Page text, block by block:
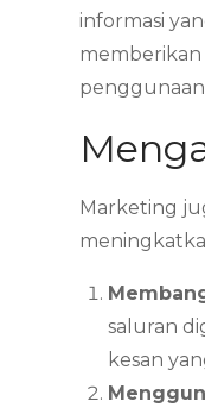
informasi
Marketing
saluran
kesan